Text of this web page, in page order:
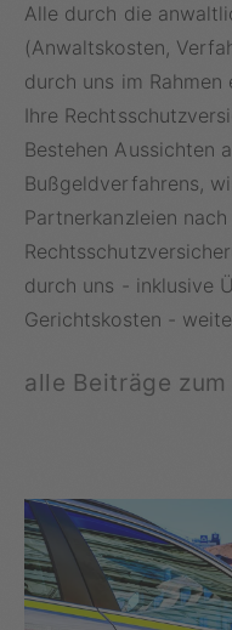
Alle durch die
(Anwaltskosten,
durch uns im Rahmen
Ihre
Bestehen Aussichten
Bußgeldverfahrens,
Partnerkanzleien
durch uns - inklusive
Gerichtskosten -
alle Beiträge